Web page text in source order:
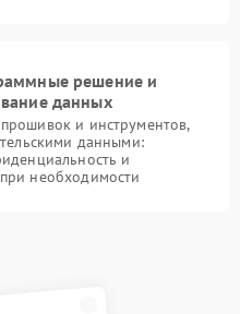
решение и
данных
и инструментов,
данными:
и
необходимости